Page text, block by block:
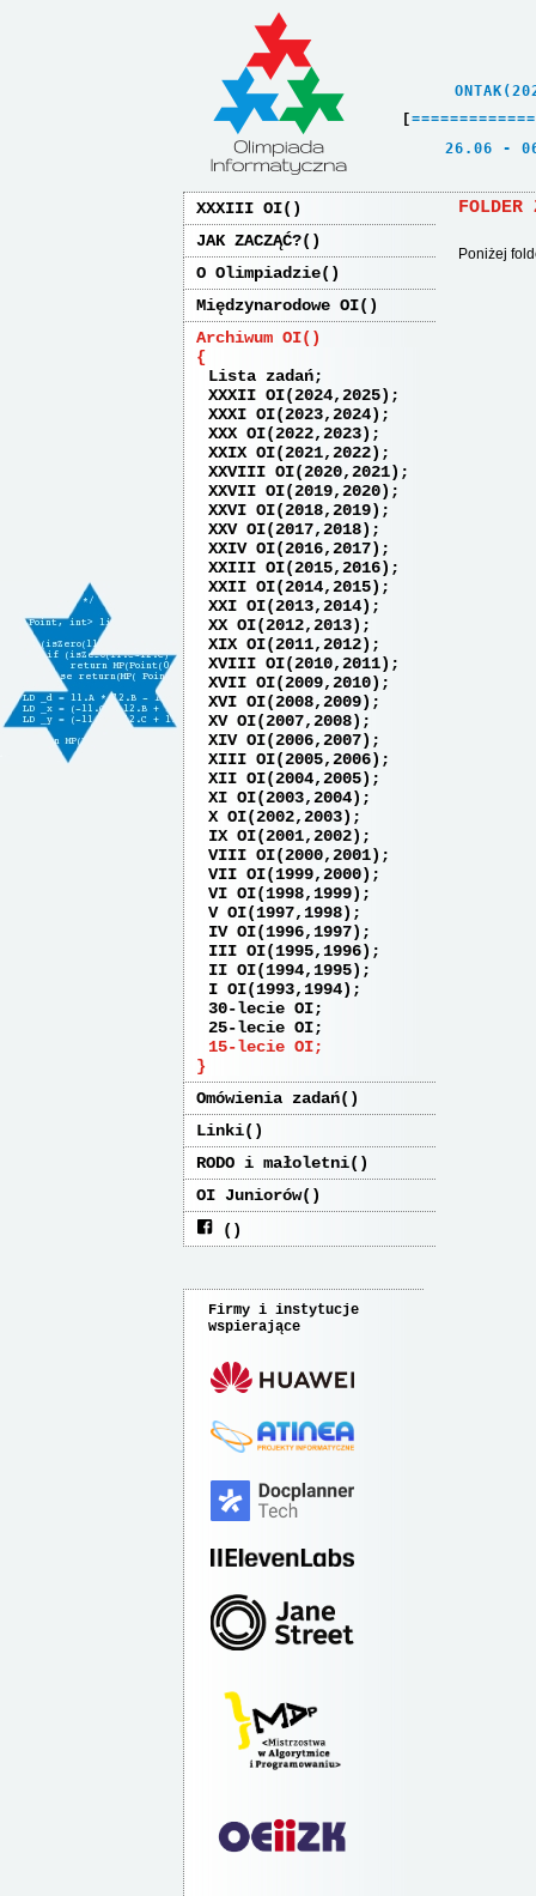
[ =============
26.06
XXXIII OI
JAK ZACZĄĆ?
O Olimpiadzie
Międzynarodowe OI
Archiwum OI
Lista zadań
XXXII OI(2024,2025)
XXXI OI(2023,2024)
XXX OI(2022,2023)
XXIX OI(2021,2022)
XXVIII OI(2020,2021)
XXVII OI(2019,2020)
XXVI OI(2018,2019)
XXV OI(2017,2018)
XXIV OI(2016,2017)
XXIII OI(2015,2016)
XXII OI(2014,2015)
XXI OI(2013,2014)
XX OI(2012,2013)
XIX OI(2011,2012)
XVIII OI(2010,2011)
XVII OI(2009,2010)
XVI OI(2008,2009)
XV OI(2007,2008)
XIV OI(2006,2007)
XIII OI(2005,2006)
XII OI(2004,2005)
XI OI(2003,2004)
X OI(2002,2003)
IX OI(2001,2002)
VIII OI(2000,2001)
VII OI(1999,2000)
VI OI(1998,1999)
V OI(1997,1998)
IV OI(1996,1997)
III OI(1995,1996)
II OI(1994,1995)
I OI(1993,1994)
30-lecie OI
25-lecie OI
15-lecie OI
Omówienia zadań
Linki
RODO i małoletni
OI Juniorów
Firmy i instytucje
wspierające
Poniżej